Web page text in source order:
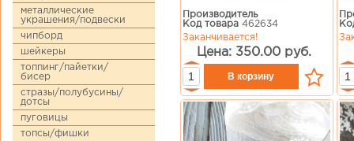
металлические
украшения/подвески
чипборд
шейкеры
топпинг/пайетки/
бисер
стразы/полубусины/
дотсы
пуговицы
топсы/фишки
Производитель
Код товара 462634
Заканчивается!
Цена: 350.00 руб.